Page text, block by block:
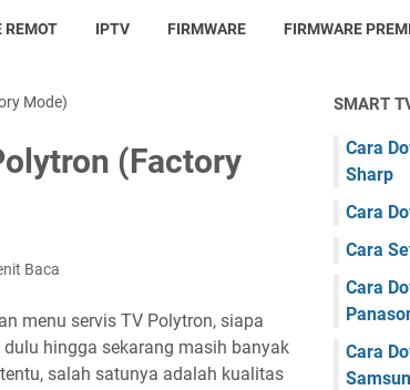
REMOT IPTV FIRMWARE FIRMWARE
Mode)
(Factory
Baca
menu servis TV Polytron, siapa
hingga sekarang masih banyak
salah satunya adalah kualitas
SMART
Cara
Sharp
Cara
Cara
Cara
Cara